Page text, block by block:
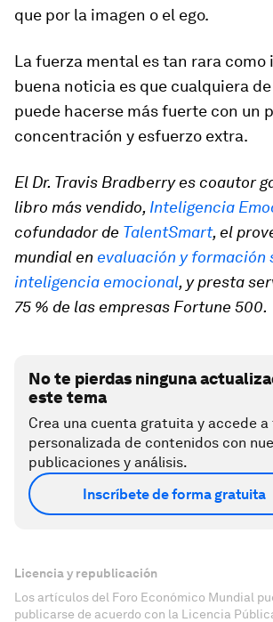
que por la imagen o el ego.
La fuerza mental es tan rara como
buena noticia es que cualquiera
puede hacerse más fuerte con un
concentración y esfuerzo extra.
El Dr. Travis Bradberry es coautor
libro más vendido, Inteligencia
cofundador de TalentSmart, el
mundial en evaluación y formación
inteligencia emocional, y presta
75 % de las empresas Fortune 500.
No te pierdas ninguna
este tema
Crea una cuenta gratuita y accede
personalizada de contenidos con
publicaciones y análisis.
Inscríbete de forma gratuita
Licencia y republicación
Los artículos del Foro Económico Mundial
publicarse de acuerdo con la Licencia